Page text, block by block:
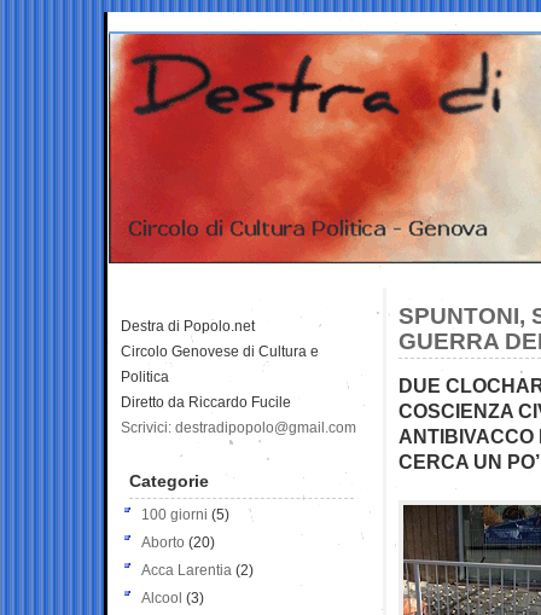
SPUNTONI,
GUERRA
DUE
COSCIENZA
ANTIBIVACCO
CERCA UN
Destra di Popolo.net
Circolo Genovese di Cultura e
Politica
Diretto da Riccardo Fucile
Scrivici: destradipopolo@gmail.com
Categorie
100 giorni (5)
Aborto (20)
Acca Larentia (2)
Alcool (3)